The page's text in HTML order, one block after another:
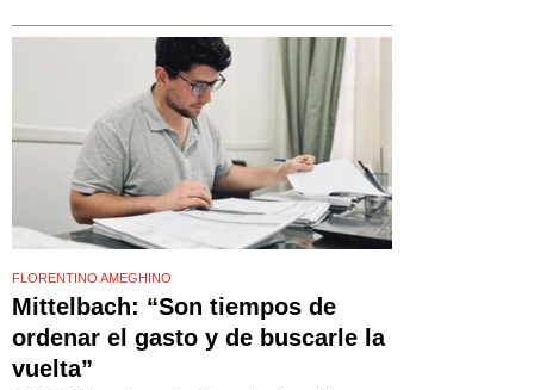
FLORENTINO AMEGHINO
Mittelbach: “Son tiempos de
ordenar el gasto y de buscarle la
vuelta”